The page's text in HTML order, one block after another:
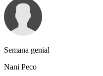
Semana genial
Nani Peco